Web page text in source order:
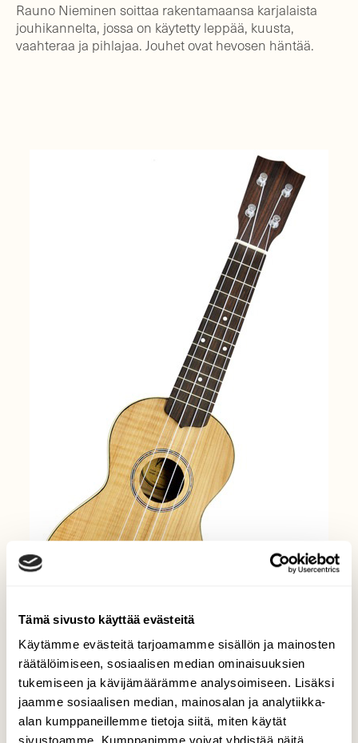
Tämä sivusto käyttää evästeitä
Käytämme evästeitä tarjoamamme sisällön ja mainosten
räätälöimiseen, sosiaalisen median ominaisuuksien
tukemiseen ja kävijämäärämme analysoimiseen. Lisäksi
jaamme sosiaalisen median, mainosalan ja analytiikka-
alan kumppaneillemme tietoja siitä, miten käytät
Rauno Nieminen soittaa rakentamaansa karjalaista
jouhikannelta, jossa on käytetty leppää, kuusta,
vaahteraa ja pihlajaa. Jouhet ovat hevosen häntää.
Perinteinen hawaijilainen sopraanoukulele. Malli
on 1800-luvulta. Kaula, sivut kansi ja pohja